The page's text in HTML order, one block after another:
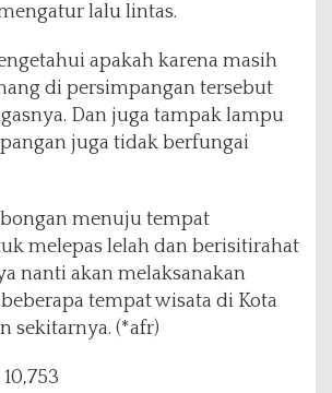
lalu lintas.
apakah karena masih
di persimpangan tersebut
Dan juga tampak lampu
juga tidak berfungai
menuju tempat
melepas lelah dan berisitirahat
nanti akan melaksanakan
tempat wisata di Kota
sekitarnya. (*afr)
10,753